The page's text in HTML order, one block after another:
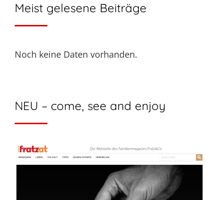
Meist gelesene Beiträge
Noch keine Daten vorhanden.
NEU – come, see and enjoy